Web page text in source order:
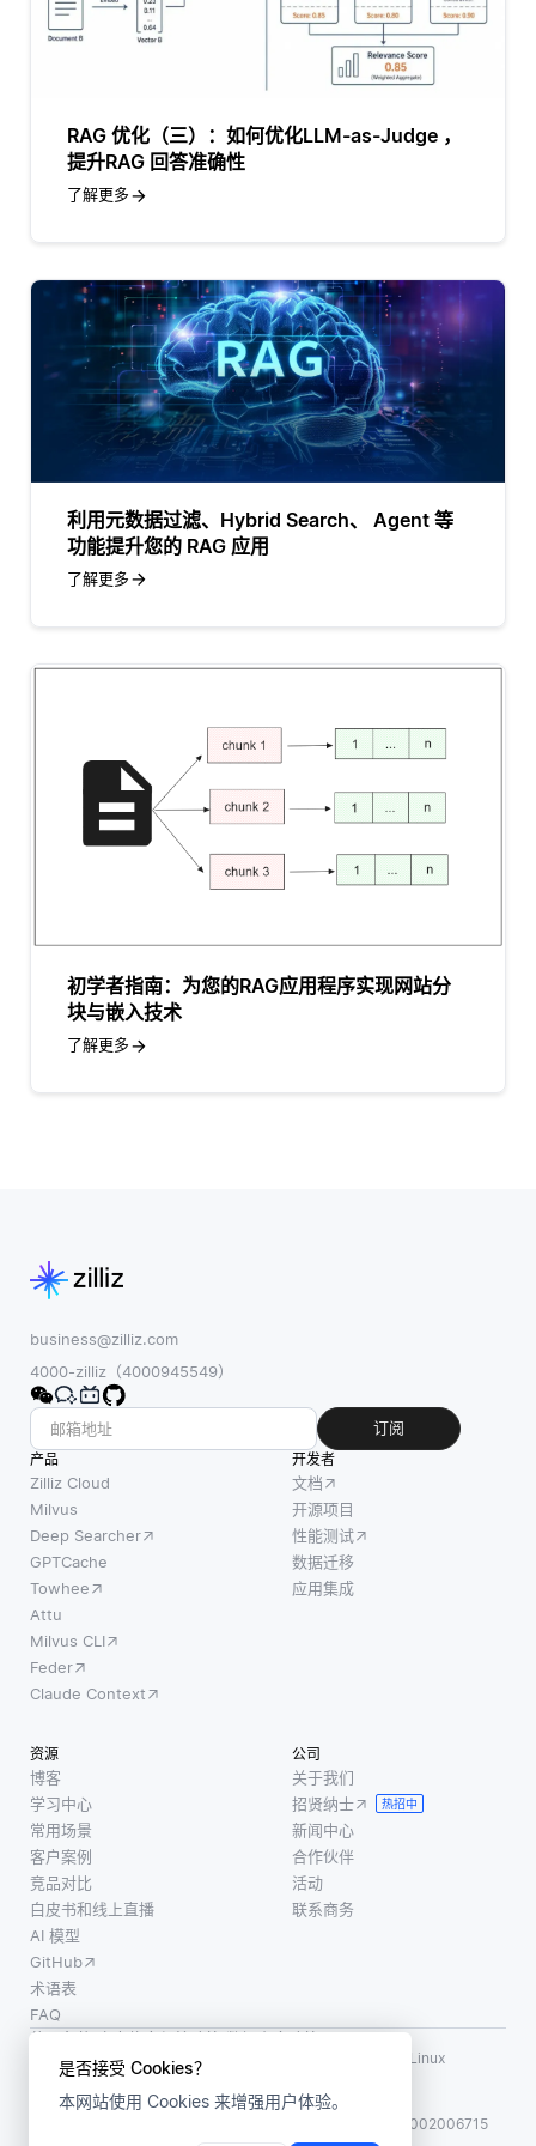
是否接受 Cookies？
本网站使用 Cookies 来增强用户体验。
RAG 优化（三）：如何优化LLM-as-Judge ，
提升RAG 回答准确性
了解更多
利用元数据过滤、Hybrid Search、 Agent 等
功能提升您的 RAG 应用
了解更多
初学者指南：为您的RAG应用程序实现网站分
块与嵌入技术
了解更多
business@zilliz.com
4000-zilliz（4000945549）
订阅
产品
Zilliz Cloud
Milvus
Deep Searcher
GPTCache
Towhee
Attu
Milvus CLI
Feder
Claude Context
开发者
文档
开源项目
性能测试
数据迁移
应用集成
资源
博客
学习中心
常用场景
客户案例
竞品对比
白皮书和线上直播
AI 模型
GitHub
术语表
FAQ
公司
关于我们
招贤纳士
热招中
新闻中心
合作伙伴
活动
联系商务
使用条款·个人信息保护政策·数据安全政策
LF AI、LF AI & Data、Milvus，以及相关的开源项目名称为 Linux
Foundation 所有商标
版权所有 ©2026 上海赜睿信息科技有限公司保留所有权利
沪公网安备31011002006715